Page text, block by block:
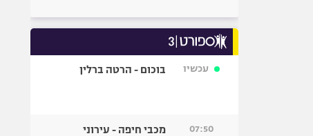
עכשיו בוכום - הרטה ברלין
07:50
מכבי חיפה - עירוני